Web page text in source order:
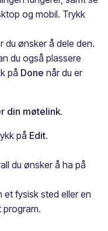
og mobil. Trykk
du ønsker å dele den.
du også plassere
på Done når du er
din møtelink.
på Edit.
du ønsker å ha på
fysisk sted eller en
program.